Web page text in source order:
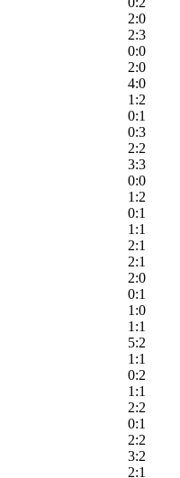
2:0
2:3
0:0
2:0
4:0
1:2
0:1
0:3
2:2
3:3
0:0
1:2
0:1
1:1
2:1
2:1
2:0
0:1
1:0
1:1
5:2
1:1
0:2
1:1
2:2
0:1
2:2
3:2
2:1